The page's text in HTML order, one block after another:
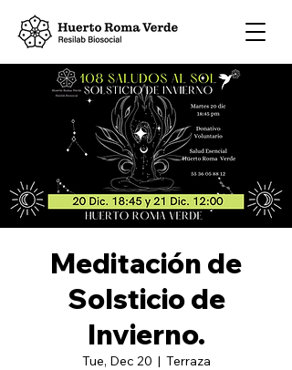
Meditación de
Solsticio de
Invierno.
Tue, Dec 20
  |
Terraza